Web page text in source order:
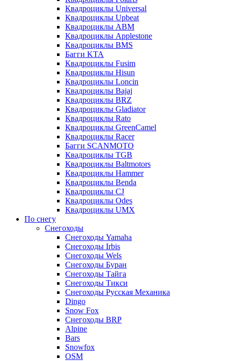
Квадроциклы Universal
Квадроциклы Upbeat
Квадроциклы ABM
Квадроциклы Applestone
Квадроциклы BMS
Багги KTA
Квадроциклы Fusim
Квадроциклы Hisun
Квадроциклы Loncin
Квадроциклы Bajaj
Квадроциклы BRZ
Квадроциклы Gladiator
Квадроциклы Rato
Квадроциклы GreenCamel
Квадроциклы Racer
Багги SCANMOTO
Квадроциклы TGB
Квадроциклы Baltmotors
Квадроциклы Hammer
Квадроциклы Benda
Квадроциклы CJ
Квадроциклы Odes
Квадроциклы UMX
По снегу
Снегоходы
Снегоходы Yamaha
Снегоходы Irbis
Снегоходы Wels
Снегоходы Буран
Снегоходы Тайга
Снегоходы Тикси
Снегоходы Русская Механика
Dingo
Snow Fox
Снегоходы BRP
Alpine
Bars
Snowfox
OSM